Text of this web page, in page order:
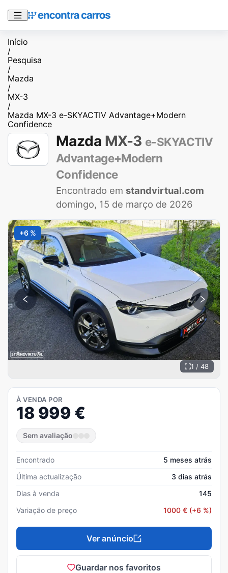
Início
/
Pesquisa
/
Mazda
/
MX-3
/
Mazda MX-3 e-SKYACTIV Advantage+Modern
Confidence
Mazda MX-3 e-SKYACTIV
Advantage+Modern
Confidence
Encontrado em standvirtual.com
domingo, 15 de março de 2026
+6 %
1 / 48
À VENDA POR
18 999 €
Sem avaliação
Encontrado
5 meses atrás
Última actualização
3 dias atrás
Dias à venda
145
Variação de preço
1000 € (+6 %)
Ver anúncio
Guardar nos favoritos